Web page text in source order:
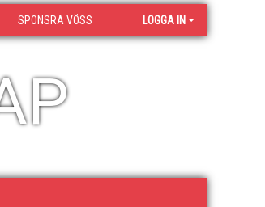
SPONSRA VÖSS LOGGA IN